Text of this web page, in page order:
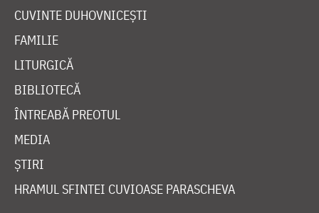
CUVINTE DUHOVNICEȘTI
FAMILIE
LITURGICĂ
BIBLIOTECĂ
ÎNTREABĂ PREOTUL
MEDIA
ȘTIRI
HRAMUL SFINTEI CUVIOASE PARASCHEVA